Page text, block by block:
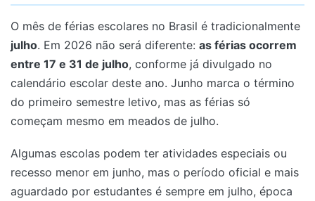
O mês de férias escolares no Brasil é tradicionalmente
julho. Em 2026 não será diferente: as férias ocorrem
entre 17 e 31 de julho, conforme já divulgado no
calendário escolar deste ano. Junho marca o término
do primeiro semestre letivo, mas as férias só
começam mesmo em meados de julho.
Algumas escolas podem ter atividades especiais ou
recesso menor em junho, mas o período oficial e mais
aguardado por estudantes é sempre em julho, época